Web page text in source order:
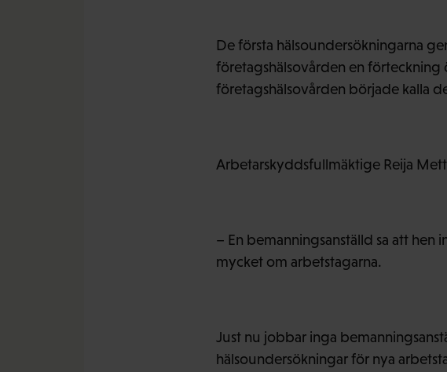
De första hälsoundersökningarna
företagshälsovården en
företagshälsovården började kalla
Arbetarskyddsfullmäktige Reija
– En bemanningsanställd sa att hen
mycket om arbetstagarna.
Just nu jobbar inga
hälsoundersökningar för nya